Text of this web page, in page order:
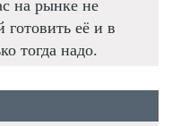
на рынке не
готовить её и в
тогда надо.